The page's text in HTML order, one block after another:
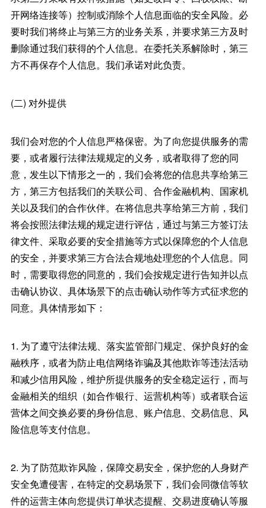
开网络连接等）控制或消除个人信息面临的安全风险。必
要时我们将终止与第三方的业务关系，并要求第三方及时
删除通过我们获得的个人信息。在委托关系解除时，第三
方不再保存个人信息。我们承诺对此负责。
(二) 对外提供
我们会对您的个人信息严格保密。为了向您提供服务的需
要，或者履行法律法规规定的义务，或者取得了您的同
意，发生以下情形之一的，我们会将您的信息共享给第三
方，第三方包括我们的关联公司、合作金融机构、国家机
关以及我们的合作伙伴。在将信息共享给第三方前，我们
将会按照法律法规的规定进行评估，通过与第三方签订法
律文件、采取必要的安全措施等方式以保障您的个人信息
的安全，并要求第三方合法合规地处理您的个人信息。同
时，需要取得您的同意的，我们会按规定进行告知并以点
击确认协议、具体场景下的点击确认动作等方式征求您的
同意。具体情形如下：
1. 为了遵守法律法规、落实监管部门规定、保护良好的金
融秩序，或者为防止电信网络诈骗及其他欺诈等违法活动
和减少信用风险，维护所提供服务的安全稳定运行，而与
金融相关的组织（如合作银行、运营机构等）或者联合运
营体之间交换必要的身份信息、账户信息、交易信息、风
险信息等支付信息。
2. 为了防范欺诈风险，保障交易安全，保护您的人身财产
安全免遭侵害，在特定的交易场景下，我们会同微信等软
件的运营主体向您提供订单状态提醒、交易进度确认等服